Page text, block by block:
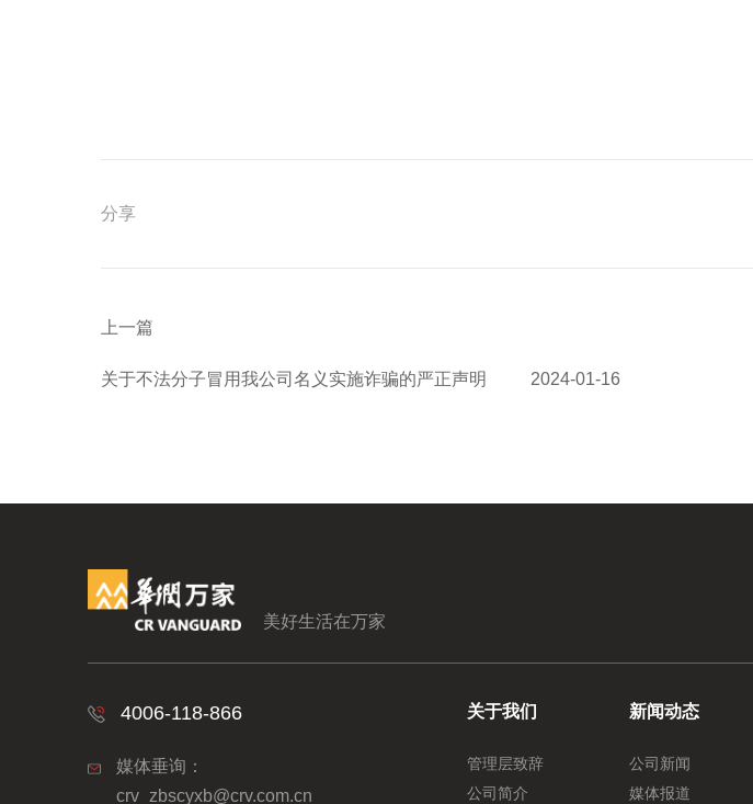
分享
上一篇
关于不法分子冒用我公司名义实施诈骗的严正声明 2024-01-16
美好生活在万家
4006-118-866
媒体垂询：
crv_zbscyxb@crv.com.cn
关于我们
管理层致辞
公司简介
新闻动态
公司新闻
媒体报道